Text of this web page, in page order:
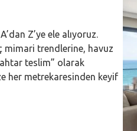
Z’ye ele alıyoruz.
mimari trendlerine, havuz
teslim” olarak
her metrekaresinden keyif